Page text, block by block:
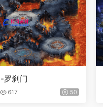
罗刹门
617 50